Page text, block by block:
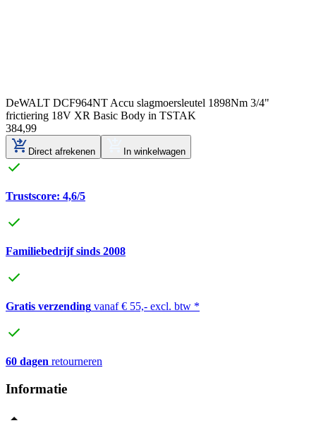
DeWALT DCF964NT Accu slagmoersleutel 1898Nm 3/4"
frictiering 18V XR Basic Body in TSTAK
384,99
Direct afrekenen In winkelwagen
Trustscore: 4,6/5
Familiebedrijf sinds 2008
Gratis verzending vanaf € 55,- excl. btw *
60 dagen retourneren
Informatie